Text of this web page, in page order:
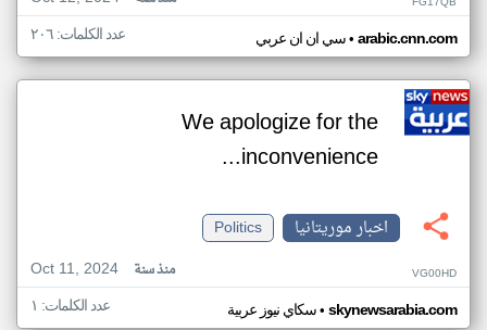
سي ان ان عربي• arabic.cnn.com عدد الكلمات: ٢٠٦
We apologize for the
inconvenience...
اخبار موريتانيا
Politics
Oct 11, 2024
منذ سنة VG00HD
سكاي نيوز عربية• skynewsarabia.com عدد الكلمات: ١